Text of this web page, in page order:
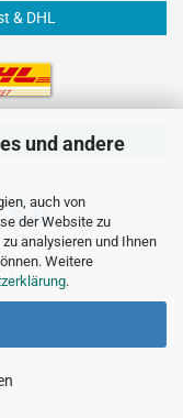
und andere
auch von
der Website zu
analysieren und Ihnen
Weitere
.
& DHL